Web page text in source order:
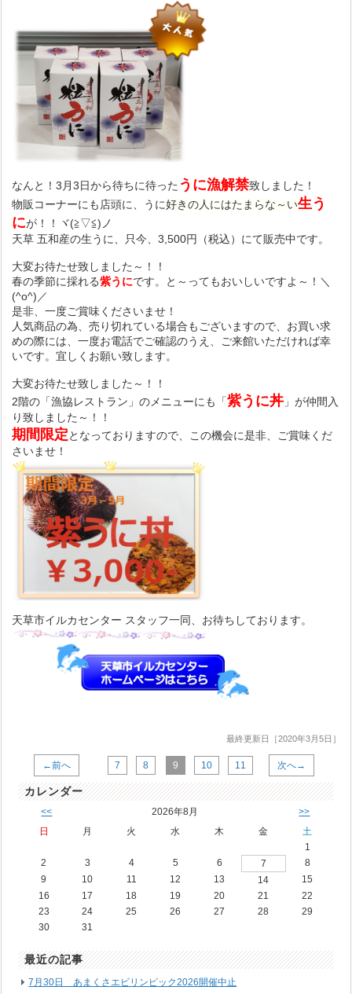
なんと！3月3日から待ちに待った うに漁解禁致しました！
物販コーナーにも店頭に、 うに好きの人にはたまらな～い生う
にが！！ヾ(≧▽≦)ノ
天草 五和産の生うに、只今、3,500円（税込）にて販売中です。
大変お待たせ致しました～！！
春の季節に採れる紫うにです。と～ってもおいしいですよ～！＼
(^o^)／
是非、一度ご賞味くださいませ！
人気商品の為、売り切れている場合もございますので、お買い求
めの際には、一度お電話でご確認のうえ、ご来館いただければ幸
いです。宜しくお願い致します。
大変お待たせ致しました～！！
2階の「漁協レストラン」のメニューにも「紫うに丼 」が仲間入
り致しました～！！
期間限定となっておりますので、この機会に是非、ご賞味くだ
さいませ！
天草市イルカセンター スタッフ一同、お待ちしております。
最終更新日［2020年3月5日］
←前へ 7 8 9 10 11 次へ→
カレンダー
<< 2026年8月 >>
日 月 火 水 木 金
土
1
2
3 4 5 6 7
8
9
10 11 12 13 14
15
16
17 18 19 20 21
22
23
24 25 26 27 28
29
30
31
最近の記事
7月30日 あまくさエビリンピック2026開催中止